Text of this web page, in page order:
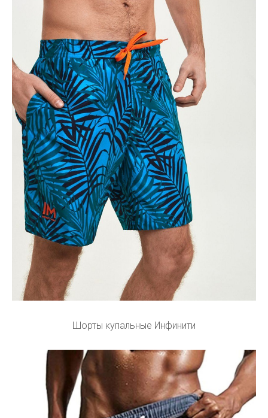
Шорты купальные Инфинити